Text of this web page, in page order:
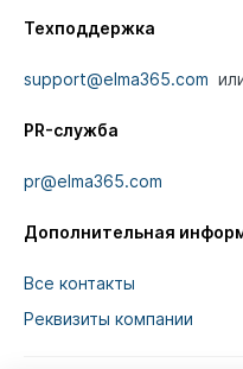
Техподдержка
support@elma365.com
PR-служба
pr@elma365.com
Дополнительная
Все контакты
Реквизиты компании